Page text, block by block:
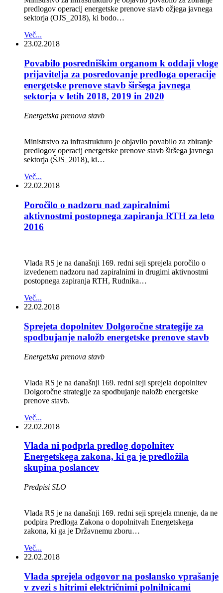
predlogov operacij energetske prenove stavb ožjega javnega
sektorja (OJS_2018), ki bodo…
Več...
23.02.2018
Povabilo posredniškim organom k oddaji vloge
prijavitelja za posredovanje predloga operacije
energetske prenove stavb širšega javnega
sektorja v letih 2018, 2019 in 2020
Energetska prenova stavb
Ministrstvo za infrastrukturo je objavilo povabilo za zbiranje
predlogov operacij energetske prenove stavb širšega javnega
sektorja (ŠJS_2018), ki…
Več...
22.02.2018
Poročilo o nadzoru nad zapiralnimi
aktivnostmi postopnega zapiranja RTH za leto
2016
Vlada RS je na današnji 169. redni seji sprejela poročilo o
izvedenem nadzoru nad zapiralnimi in drugimi aktivnostmi
postopnega zapiranja RTH, Rudnika…
Več...
22.02.2018
Sprejeta dopolnitev Dolgoročne strategije za
spodbujanje naložb energetske prenove stavb
Energetska prenova stavb
Vlada RS je na današnji 169. redni seji sprejela dopolnitev
Dolgoročne strategije za spodbujanje naložb energetske
prenove stavb.
Več...
22.02.2018
Vlada ni podprla predlog dopolnitev
Energetskega zakona, ki ga je predložila
skupina poslancev
Predpisi SLO
Vlada RS je na današnji 169. redni seji sprejela mnenje, da ne
podpira Predloga Zakona o dopolnitvah Energetskega
zakona, ki ga je Državnemu zboru…
Več...
22.02.2018
Vlada sprejela odgovor na poslansko vprašanje
v zvezi s hitrimi električnimi polnilnicami